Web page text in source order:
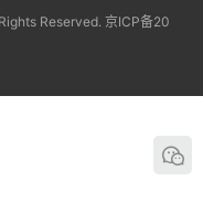
Reserved. 京ICP备20